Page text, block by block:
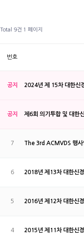
Total 9건 1 페이지
번호
공지 2024년 제 15차 대한신
공지 제6회 의기투합 및 대한
7 The 3rd ACMVDS 행
6 2018년 제13차 대한신
5 2016년 제12차 대한신
4 2015년 제11차 대한신